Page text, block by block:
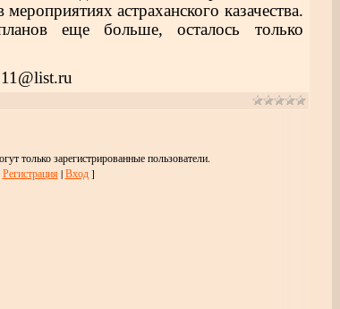
астраханского казачества.
еще больше, осталось только
только зарегистрированные пользователи.
Регистрация |Вход]